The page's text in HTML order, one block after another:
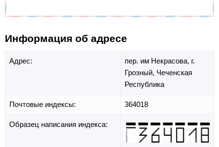
Информация об адресе
Адрес: пер. им Некрасова, г.
Грозный, Чеченская
Республика
Почтовые индексы: 364018
Образец написания индекса: